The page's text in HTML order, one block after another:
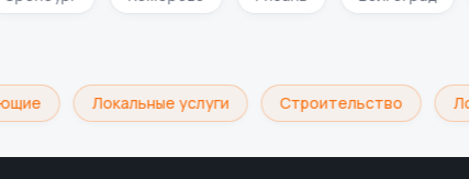
Локальные услуги Строительство